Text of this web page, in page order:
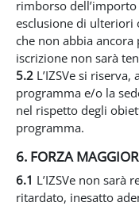
rimborso
esclusione di ulteriori
che non abbia
iscrizione non sarà
5.2 L’IZSVe si
programma e/o la
nel rispetto degli
programma.
6. FORZA
6.1 L’IZSVe non sarà
ritardato, inesatto